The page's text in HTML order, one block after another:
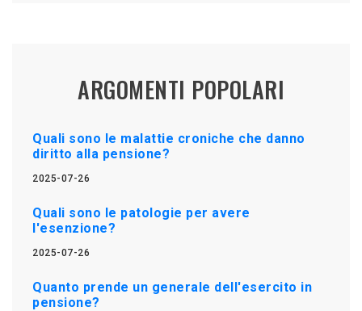
ARGOMENTI POPOLARI
Quali sono le malattie croniche che danno
diritto alla pensione?
2025-07-26
Quali sono le patologie per avere
l'esenzione?
2025-07-26
Quanto prende un generale dell'esercito in
pensione?